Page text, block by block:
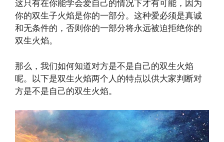
这只有在你能学会爱自己的情况下才有可能，因为
你的双生子火焰是你的一部分。这种爱必须是真诚
和无条件的，否则你的一部分将永远被迫拒绝你的
双生火焰。
那么，我们如何知道对方是不是自己的双生火焰
呢。以下是双生火焰两个人的特点以供大家判断对
方是不是自己的双生火焰。